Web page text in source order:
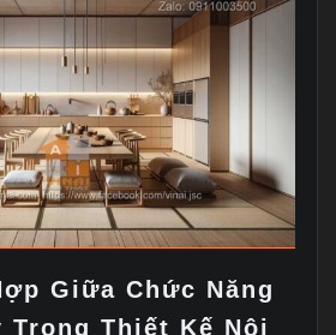
Giữa Chức Năng
Trong Thiết Kế Nội